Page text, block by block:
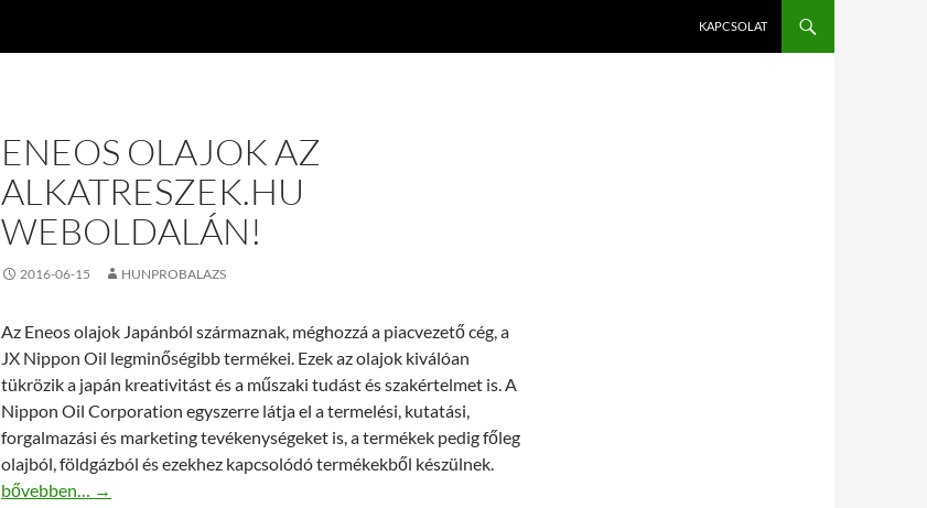
KAPCSOLAT
ENEOS OLAJOK AZ
ALKATRESZEK.HU
WEBOLDALÁN!
2016-06-15 HUNPROBALAZS
Az Eneos olajok Japánból származnak, méghozzá a piacvezető cég, a
JX Nippon Oil legminőségibb termékei. Ezek az olajok kiválóan
tükrözik a japán kreativitást és a műszaki tudást és szakértelmet is. A
Nippon Oil Corporation egyszerre látja el a termelési, kutatási,
forgalmazási és marketing tevékenységeket is, a termékek pedig főleg
olajból, földgázból és ezekhez kapcsolódó termékekből készülnek.
Eneos olajok az alkatreszek.hu weboldalán!
bővebben… →